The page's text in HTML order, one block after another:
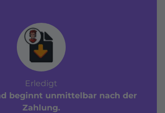
Erledigt
beginnt unmittelbar nach der
Zahlung.